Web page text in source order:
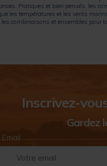
Pratiques et bien pensés, les
les températures et les vents
combinaisons et ensembles
Inscrivez-
Gardez
Email